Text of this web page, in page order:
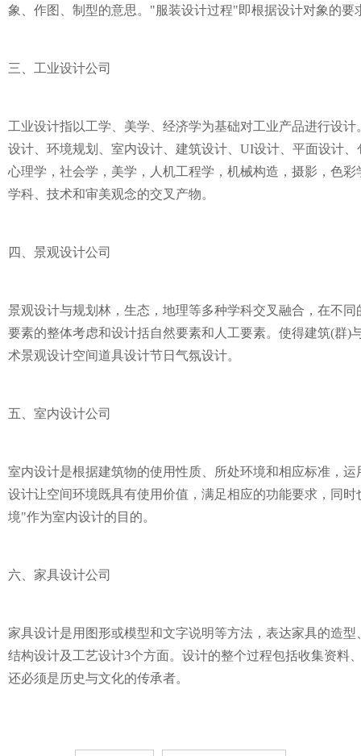
象、作图、制型的意思。"服装设计过程"即根据设计对象的
三、工业设计公司
工业设计指以工学、美学、经济学为基础对工业产品进行设
设计、环境规划、室内设计、建筑设计、UI设计、平面设计
心理学，社会学，美学，人机工程学，机械构造，摄影，色
学科、技术和审美观念的交叉产物。
四、景观设计公司
景观设计与规划林，生态，地理等多种学科交叉融合，在不
要素的整体考虑和设计括自然要素和人工要素。使得建筑(群
术景观设计空间道具设计节日气氛设计。
五、室内设计公司
室内设计是根据建筑物的使用性质、所处环境和相应标准，
设计让空间环境既具有使用价值，满足相应的功能要求，同
境"作为室内设计的目的。
六、家具设计公司
家具设计是用图形或模型和文字说明等方法，表达家具的造
结构设计及工艺设计3个方面。设计的整个过程包括收集资料
还必须是历史与文化的传承者。